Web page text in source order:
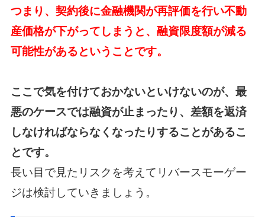
つまり、契約後に金融機関が再評価を行い不動
産価格が下がってしまうと、 融資限度額が減る
可能性があるということです。
ここで気を付けておかないといけないのが、最
悪のケースでは融資が止まったり、 差額を返済
しなければならなくなったりすることがあるこ
とです。
長い目で見たリスクを考えてリバースモーゲー
ジは検討していきましょう。